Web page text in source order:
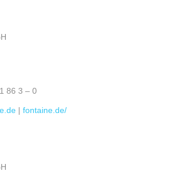
86 3 – 0
| fontaine.de/